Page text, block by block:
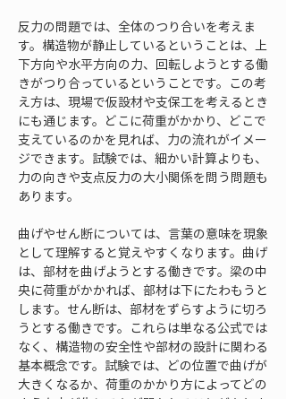
反力の問題では、全体のつり合いを考えま
す。構造物が静止しているということは、上
下方向や水平方向の力、回転しようとする働
きがつり合っているということです。この考
え方は、現場で仮設材や支保工を考えるとき
にも通じます。どこに荷重がかかり、どこで
支えているのかを見れば、力の流れがイメー
ジできます。試験では、細かい計算よりも、
力の向きや支点反力の大小関係を問う問題も
あります。
曲げやせん断については、言葉の意味を現象
として理解すると覚えやすくなります。曲げ
は、部材を曲げようとする働きです。梁の中
央に荷重がかかれば、部材は下にたわもうと
します。せん断は、部材をずらすように切ろ
うとする働きです。これらは単なる公式では
なく、構造物の安全性や部材の設計に関わる
基本概念です。試験では、どの位置で曲げが
大きくなるか、荷重のかかり方によってどの